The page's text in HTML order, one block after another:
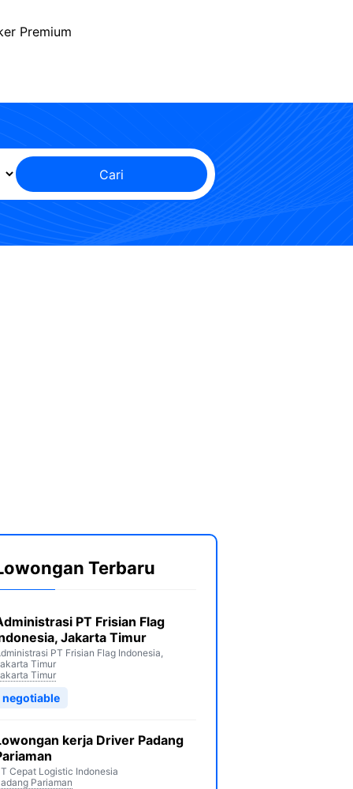
Premium
Cari
Terbaru
PT Frisian Flag
Jakarta Timur
PT Frisian Flag Indonesia,
Timur
Timur
negotiable
kerja Driver Padang
Cepat Logistic Indonesia
Pariaman